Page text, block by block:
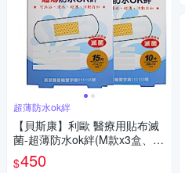
超薄防水ok絆
【貝斯康】利歐 醫療用貼布滅
菌-超薄防水ok絆(M款x3盒、L
款x3盒)
$450